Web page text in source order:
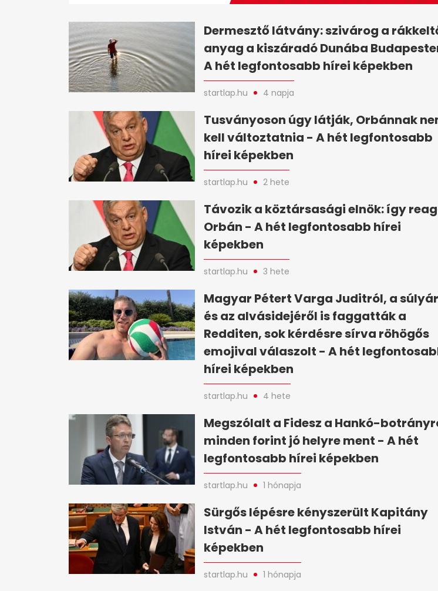
0%
Dermesztő látvány: szivárog a
anyag a kiszáradó Dunába
A hét legfontosabb hírei képekben
startlap.hu 4 napja
Tusványoson úgy látják, Orbánnak
kell változtatnia - A hét legfontosabb
hírei képekben
startlap.hu 2 hete
Távozik a köztársasági elnök: így
Orbán - A hét legfontosabb hírei
képekben
startlap.hu 3 hete
Magyar Pétert Varga Juditról, a
és az alvásidejéről is faggatták a
Redditen, sok kérdésre sírva röhögős
emojival válaszolt - A hét
hírei képekben
startlap.hu 4 hete
Megszólalt a Fidesz a Hankó-
minden forint jó helyre ment - A hét
legfontosabb hírei képekben
startlap.hu 1 hónapja
Sürgős lépésre kényszerült Kapitány
István - A hét legfontosabb hírei
képekben
startlap.hu 1 hónapja